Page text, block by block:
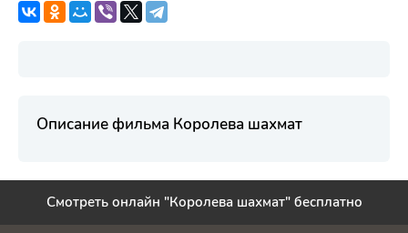
Описание фильма Королева шахмат
Смотреть онлайн "Королева шахмат" бесплатно